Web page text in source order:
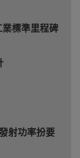
標準里程碑
射功率扮要